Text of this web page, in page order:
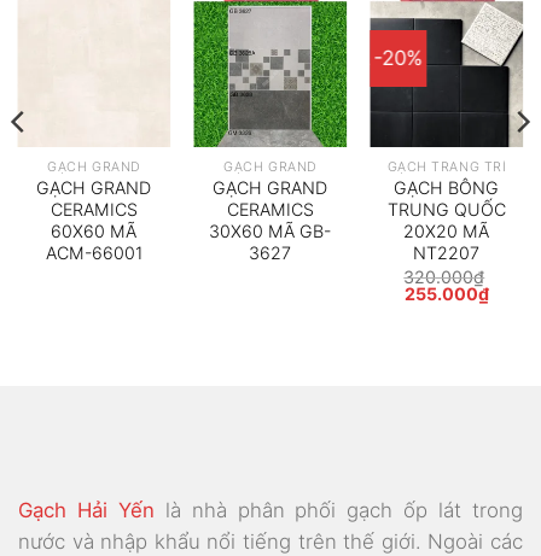
GẠCH GRAND
GẠCH GRAND
CERAMICS
60X60 MÃ
ACM-66001
GẠCH GRAND
GẠCH GRAND
CERAMICS
30X60 MÃ GB-
3627
-20%
GẠCH TRANG TRÍ
GẠCH BÔNG
TRUNG QUỐC
20X20 MÃ
NT2207
320.000₫
Giá
255.000₫Giá
hiện
Gạch Hải Yến là nhà phân phối gạch ốp lát trong
nước và nhập khẩu nổi tiếng trên thế giới. Ngoài các